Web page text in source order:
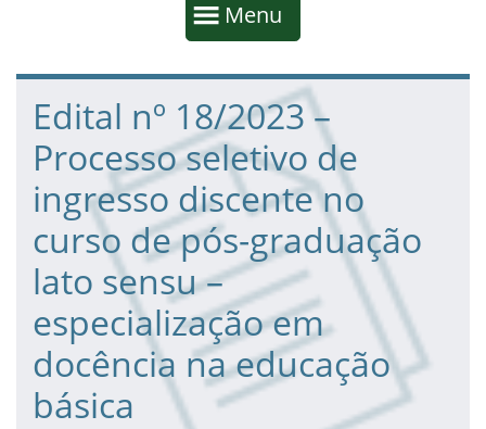
Mostrar
Menu
Fim da navegação
Início do conteúdo
Edital nº 18/2023 –
Processo seletivo de
ingresso discente no
curso de pós-graduação
lato sensu –
especialização em
docência na educação
básica